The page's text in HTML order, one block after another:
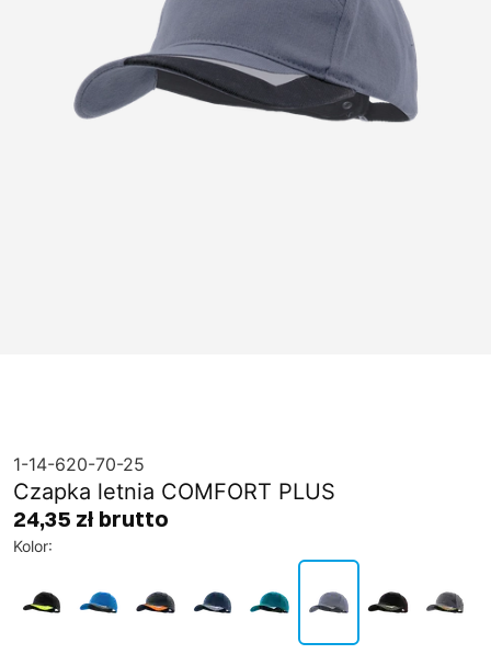
1-14-620-70-25
Czapka letnia COMFORT PLUS
24,35 zł brutto
Kolor: